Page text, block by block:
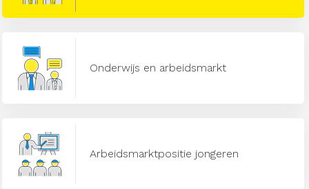
Onderwijs en arbeidsmarkt
Arbeidsmarktpositie jongeren